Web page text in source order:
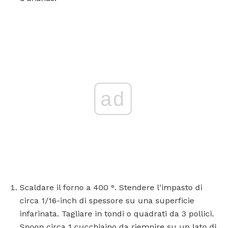
ad
Scaldare il forno a 400 °. Stendere l'impasto di
circa 1/16-inch di spessore su una superficie
infarinata. Tagliare in tondi o quadrati da 3 pollici.